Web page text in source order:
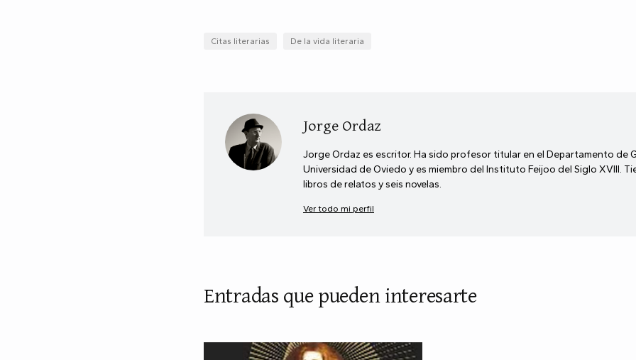
Citas literarias De la vida literaria
Jorge Ordaz
Jorge Ordaz es escritor. Ha sido profesor titular en el Departamento de
Universidad de Oviedo y es miembro del Instituto Feijoo del Siglo XVIII.
libros de relatos y seis novelas.
Ver todo mi perfil
Entradas que pueden interesarte